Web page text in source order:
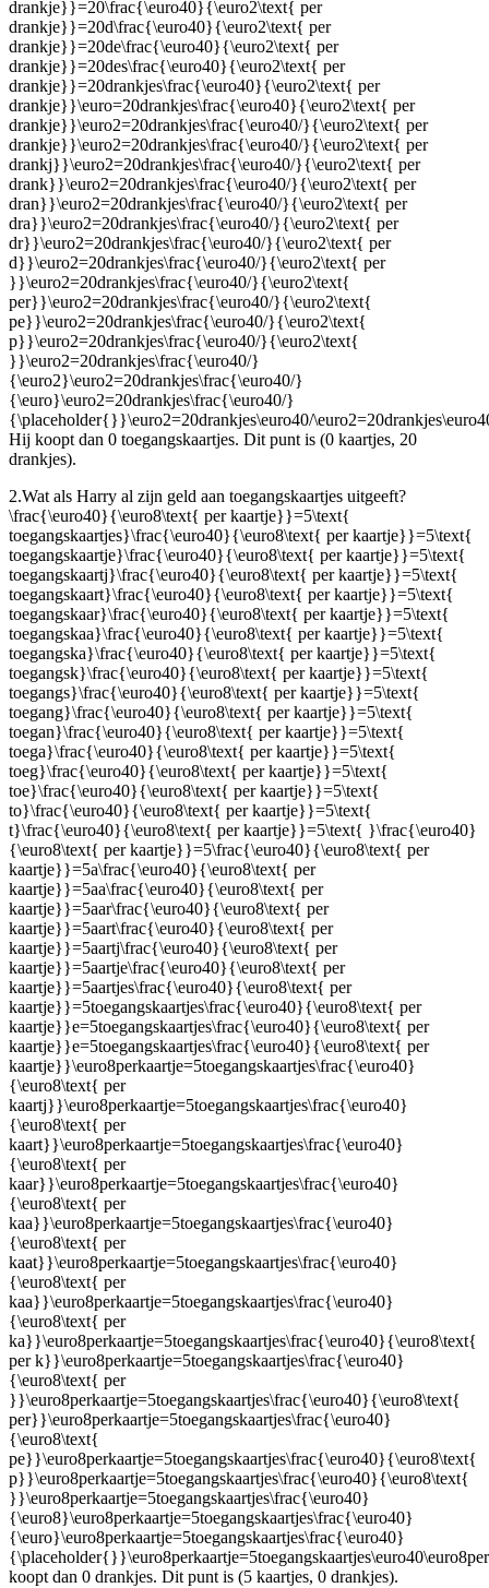
drankje}}=20\frac{\euro40}{\euro2\text{ per
drankje}}=20d\frac{\euro40}{\euro2\text{ per
drankje}}=20de\frac{\euro40}{\euro2\text{ per
drankje}}=20des\frac{\euro40}{\euro2\text{ per
drankje}}=20drankjes\frac{\euro40}{\euro2\text{ per
drankje}}\euro=20drankjes\frac{\euro40}{\euro2\text{ per
drankje}}\euro2=20drankjes\frac{\euro40/}{\euro2\text{ per
drankje}}\euro2=20drankjes\frac{\euro40/}{\euro2\text{ per
drankj}}\euro2=20drankjes\frac{\euro40/}{\euro2\text{ per
drank}}\euro2=20drankjes\frac{\euro40/}{\euro2\text{ per
dran}}\euro2=20drankjes\frac{\euro40/}{\euro2\text{ per
dra}}\euro2=20drankjes\frac{\euro40/}{\euro2\text{ per
dr}}\euro2=20drankjes\frac{\euro40/}{\euro2\text{ per
d}}\euro2=20drankjes\frac{\euro40/}{\euro2\text{ per
}}\euro2=20drankjes\frac{\euro40/}{\euro2\text{
per}}\euro2=20drankjes\frac{\euro40/}{\euro2\text{
pe}}\euro2=20drankjes\frac{\euro40/}{\euro2\text{
p}}\euro2=20drankjes\frac{\euro40/}{\euro2\text{
}}\euro2=20drankjes\frac{\euro40/}
{\euro2}\euro2=20drankjes\frac{\euro40/}
{\euro}\euro2=20drankjes\frac{\euro40/}
{\placeholder{}}\euro2=20drankjes\euro40/
Hij koopt dan 0 toegangskaartjes. Dit punt is (0 kaartjes, 20
drankjes).
2.Wat als Harry al zijn geld aan toegangskaartjes uitgeeft?
\frac{\euro40}{\euro8\text{ per kaartje}}=5\text{
toegangskaartjes}\frac{\euro40}{\euro8\text{ per kaartje}}=5\text{
toegangskaartje}\frac{\euro40}{\euro8\text{ per kaartje}}=5\text{
toegangskaartj}\frac{\euro40}{\euro8\text{ per kaartje}}=5\text{
toegangskaart}\frac{\euro40}{\euro8\text{ per kaartje}}=5\text{
toegangskaar}\frac{\euro40}{\euro8\text{ per kaartje}}=5\text{
toegangskaa}\frac{\euro40}{\euro8\text{ per kaartje}}=5\text{
toegangska}\frac{\euro40}{\euro8\text{ per kaartje}}=5\text{
toegangsk}\frac{\euro40}{\euro8\text{ per kaartje}}=5\text{
toegangs}\frac{\euro40}{\euro8\text{ per kaartje}}=5\text{
toegang}\frac{\euro40}{\euro8\text{ per kaartje}}=5\text{
toegan}\frac{\euro40}{\euro8\text{ per kaartje}}=5\text{
toega}\frac{\euro40}{\euro8\text{ per kaartje}}=5\text{
toeg}\frac{\euro40}{\euro8\text{ per kaartje}}=5\text{
toe}\frac{\euro40}{\euro8\text{ per kaartje}}=5\text{
to}\frac{\euro40}{\euro8\text{ per kaartje}}=5\text{
t}\frac{\euro40}{\euro8\text{ per kaartje}}=5\text{ }\frac{\euro40}
{\euro8\text{ per kaartje}}=5\frac{\euro40}{\euro8\text{ per
kaartje}}=5a\frac{\euro40}{\euro8\text{ per
kaartje}}=5aa\frac{\euro40}{\euro8\text{ per
kaartje}}=5aar\frac{\euro40}{\euro8\text{ per
kaartje}}=5aart\frac{\euro40}{\euro8\text{ per
kaartje}}=5aartj\frac{\euro40}{\euro8\text{ per
kaartje}}=5aartje\frac{\euro40}{\euro8\text{ per
kaartje}}=5aartjes\frac{\euro40}{\euro8\text{ per
kaartje}}=5toegangskaartjes\frac{\euro40}{\euro8\text{ per
kaartje}}e=5toegangskaartjes\frac{\euro40}{\euro8\text{ per
kaartje}}e=5toegangskaartjes\frac{\euro40}{\euro8\text{ per
kaartje}}\euro8perkaartje=5toegangskaartjes\frac{\euro40}
{\euro8\text{ per
kaartj}}\euro8perkaartje=5toegangskaartjes\frac{\euro40}
{\euro8\text{ per
kaart}}\euro8perkaartje=5toegangskaartjes\frac{\euro40}
{\euro8\text{ per
kaar}}\euro8perkaartje=5toegangskaartjes\frac{\euro40}
{\euro8\text{ per
kaa}}\euro8perkaartje=5toegangskaartjes\frac{\euro40}
{\euro8\text{ per
kaat}}\euro8perkaartje=5toegangskaartjes\frac{\euro40}
{\euro8\text{ per
kaa}}\euro8perkaartje=5toegangskaartjes\frac{\euro40}
{\euro8\text{ per
ka}}\euro8perkaartje=5toegangskaartjes\frac{\euro40}{\euro8\text{
per k}}\euro8perkaartje=5toegangskaartjes\frac{\euro40}
{\euro8\text{ per
}}\euro8perkaartje=5toegangskaartjes\frac{\euro40}{\euro8\text{
per}}\euro8perkaartje=5toegangskaartjes\frac{\euro40}
{\euro8\text{
pe}}\euro8perkaartje=5toegangskaartjes\frac{\euro40}{\euro8\text{
p}}\euro8perkaartje=5toegangskaartjes\frac{\euro40}{\euro8\text{
}}\euro8perkaartje=5toegangskaartjes\frac{\euro40}
{\euro8}\euro8perkaartje=5toegangskaartjes\frac{\euro40}
{\euro}\euro8perkaartje=5toegangskaartjes\frac{\euro40}
koopt dan 0 drankjes. Dit punt is (5 kaartjes, 0 drankjes).